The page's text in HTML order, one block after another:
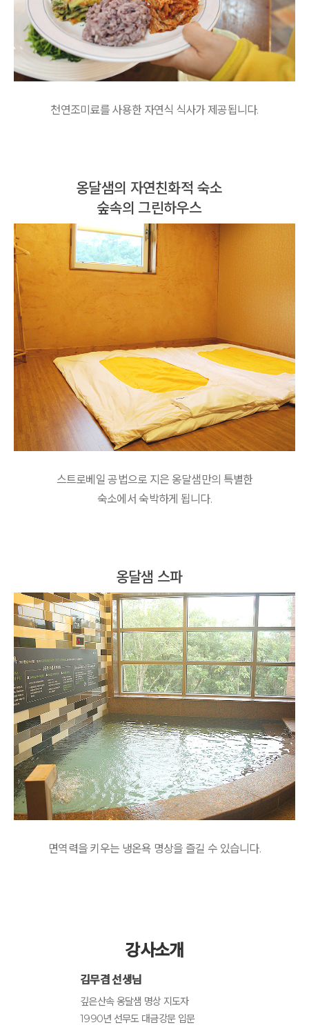
천연조미료를 사용한 자연식 식사가 제공됩니다.
옹달샘의 자연친화적 숙소
숲속의 그린하우스
스트로베일 공법으로 지은 옹달샘만의 특별한
숙소에서 숙박하게 됩니다.
옹달샘 스파
면역력을 키우는 냉온욕 명상을 즐길 수 있습니다.
강사소개
김무겸 선생님
깊은산속 옹달샘 명상 지도자
1990년 선무도 대금강문 입문